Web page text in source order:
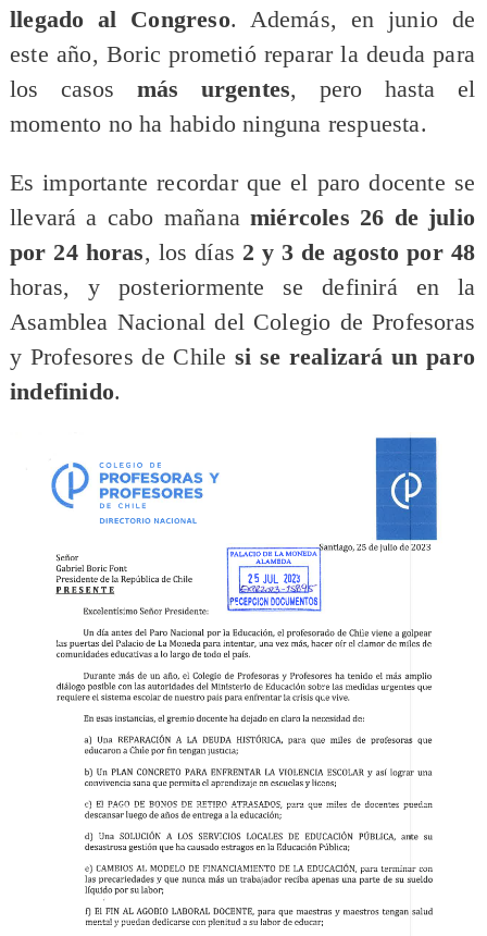
llegado al Congreso. Además, en junio de
este año, Boric prometió reparar la deuda para
los casos más urgentes, pero hasta el
momento no ha habido ninguna respuesta.
Es importante recordar que el paro docente se
llevará a cabo mañana miércoles 26 de julio
por 24 horas, los días 2 y 3 de agosto por 48
horas, y posteriormente se definirá en la
Asamblea Nacional del Colegio de Profesoras
y Profesores de Chile si se realizará un paro
indefinido.